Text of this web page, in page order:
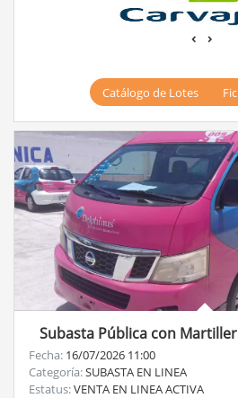
‹ ›
Catálogo de Lotes
Subasta Pública con
Fecha: 16/07/2026 11:00
Categoría:SUBASTA EN LINEA
Estatus:VENTA EN LINEA ACTIVA